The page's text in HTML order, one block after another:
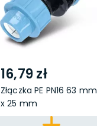
16,79 zł
Złączka PE PN16 63 mm
x 25 mm